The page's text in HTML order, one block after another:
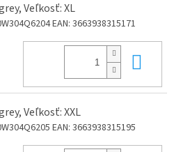
Veľkosť: XL
EAN: 3663938315171
Veľkosť: XXL
EAN: 3663938315195